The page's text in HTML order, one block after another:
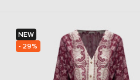
NEW
- 29%